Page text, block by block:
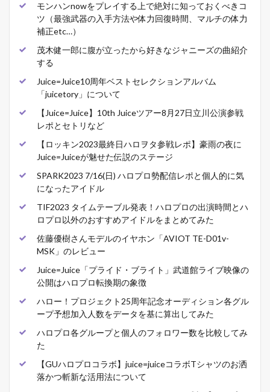
モンハンnowをプレイする上で絶対に知っておくべきコ
ツ（最強武器の入手方法や体力回復時間、マルチの体力
補正etc…）
茂木健一郎に腹が立ったから好きなジャニーズの曲紹介
する
Juice=Juice10周年ベストセレクションアルバム
「juicetory」について
【Juice=Juice】10th Juiceツアー8月27日立川公演参戦
レポとセトリなど
【ロッキン2023最終日ハロヲタ参戦レポ】豪雨の夜に
Juice=Juiceが魅せた伝説のステージ
SPARK2023 7/16(日) ハロプロ勢配信レポと個人的に気
になったアイドル
TIF2023 タイムテーブル発表！ハロプロの出演時間とハ
ロプロ以外のおすすめアイドルをまとめてみた
佐藤優樹さんモデルのイヤホン「AVIOT TE-D01v-
MSK」のレビュー
Juice=Juice「プライド・ブライト」武道館ライブ映像の
公開はハロプロ転換期の象徴
ハロー！プロジェクト25周年記念オーディション各グル
ープ予想加入人数をデータを基に算出してみた
ハロプロ各グループと個人のフォロワー数を比較してみ
た
【GUハロプロコラボ】juice=juiceコラボTシャツのお洒
落かつ斬新な活用法について